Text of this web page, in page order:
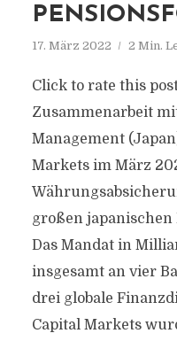
17. März 2022 2 Min.
Click to rate this
Zusammenarbeit
Management
Markets im März
großen japanischen
Das Mandat in
insgesamt an vier
drei globale
Capital Markets